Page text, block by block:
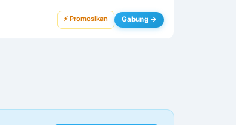
⚡ Promosikan Gabung →